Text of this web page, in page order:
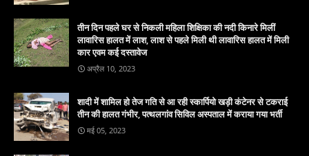
तीन दिन पहले घर से निकली महिला शिक्षिका की नदी किनारे मिलीं
लावारिस हालत में लाश, लाश से पहले मिली थी लावारिस हालत में मिली
कार एवम कई दस्तावेज
अप्रैल 10, 2023
शादी में शामिल हो तेज गति से आ रही स्कार्पियो खड़ी कंटेनर से टकराई
तीन की हालत गंभीर, पत्थलगांव सिविल अस्पताल में कराया गया भर्ती
मई 05, 2023